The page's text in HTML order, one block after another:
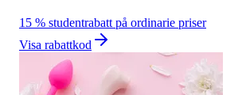
15 % studentrabatt på ordinarie priser
Visa rabattkod